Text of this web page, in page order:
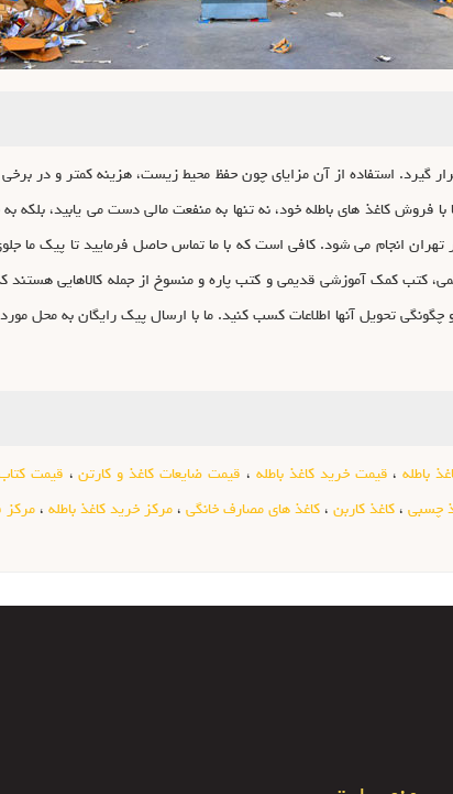
گیرد. استفاده از آن مزایای چون حفظ محیط زیست، هزینه کمتر و در برخی
فروش کاغذ های باطله خود، نه تنها به منفعت مالی دست می یابید، بلکه
انجام می شود. کافی است که با ما تماس حاصل فرمایید تا پیک ما
کتب کمک آموزشی قدیمی و کتب پاره و منسوخ از جمله کالاهایی هستند
تحویل آنها اطلاعات کسب کنید. ما با ارسال پیک رایگان به محل
باطله، قیمت خرید کاغذ باطله ، قیمت ضایعات کاغذ و کارتن، قیمت
چسبی ، کاغذ کاربن ، کاغذ های مصارف خانگی ، مرکز خرید کاغذ باطله ، مرکز